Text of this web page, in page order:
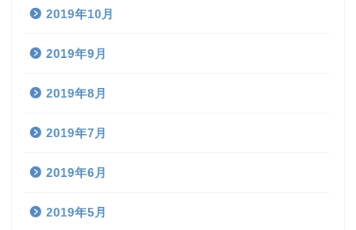
2019年10月
2019年9月
2019年8月
2019年7月
2019年6月
2019年5月